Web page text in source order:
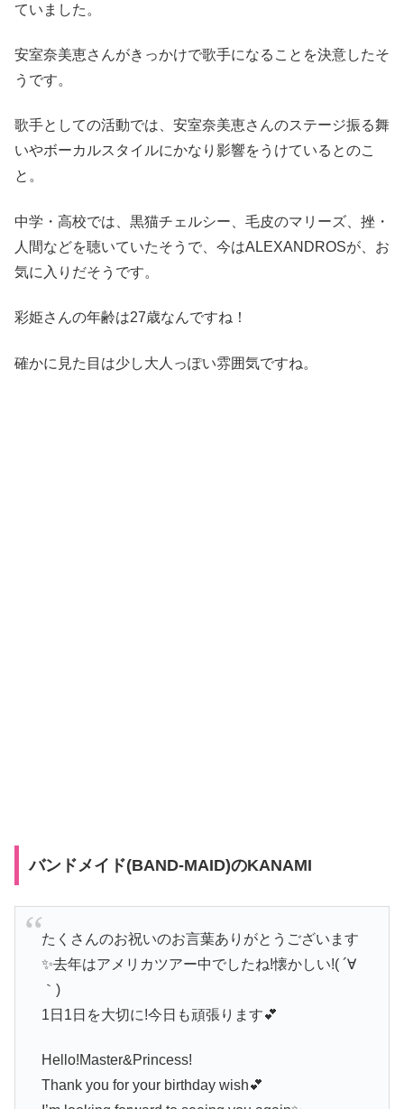
ていました。
安室奈美恵さんがきっかけで歌手になることを決意したそ
うです。
歌手としての活動では、安室奈美恵さんのステージ振る舞
いやボーカルスタイルにかなり影響をうけているとのこ
と。
中学・高校では、黒猫チェルシー、毛皮のマリーズ、挫・
人間などを聴いていたそうで、今はALEXANDROSが、お
気に入りだそうです。
彩姫さんの年齢は27歳なんですね！
確かに見た目は少し大人っぽい雰囲気ですね。
バンドメイド(BAND-MAID)のKANAMI
たくさんのお祝いのお言葉ありがとうございます
✨去年はアメリカツアー中でしたね!懐かしい!( ´∀
｀)
1日1日を大切に!今日も頑張ります💕
Hello!Master&Princess!
Thank you for your birthday wish💕